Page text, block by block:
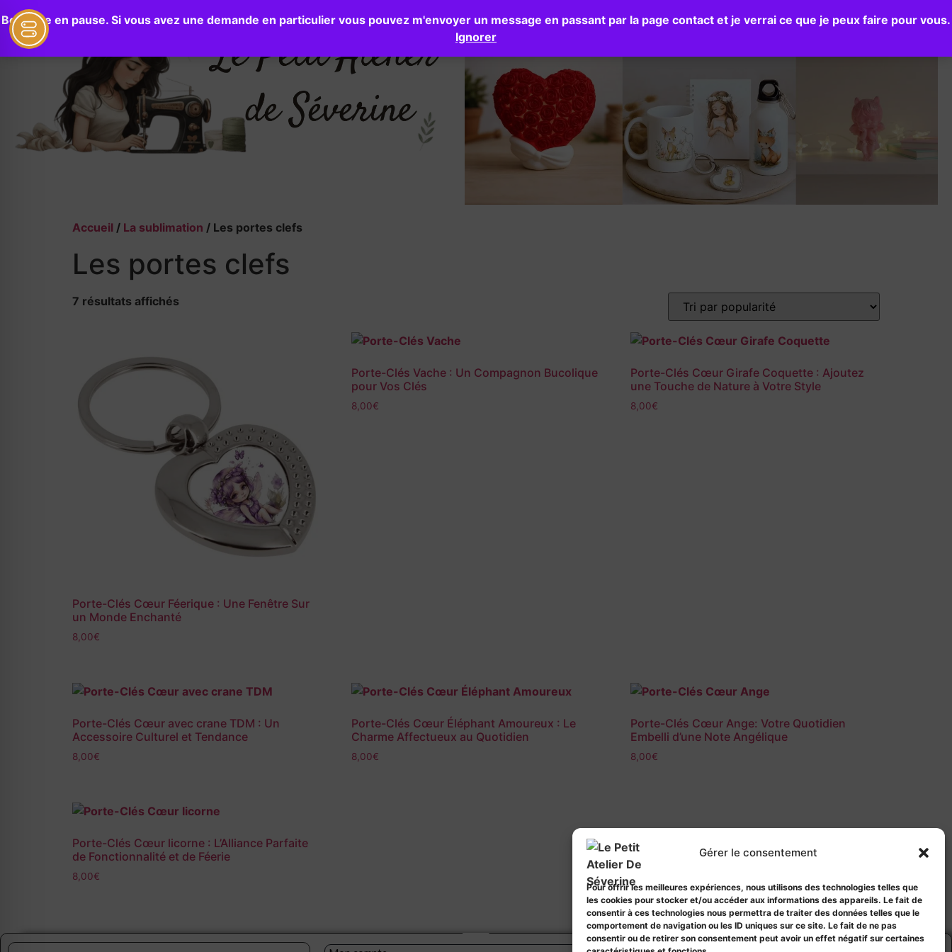
Gérer le consentement
Pour offrir les meilleures expériences, nous utilisons des technologies telles que
les cookies pour stocker et/ou accéder aux informations des appareils. Le fait de
consentir à ces technologies nous permettra de traiter des données telles que le
comportement de navigation ou les ID uniques sur ce site. Le fait de ne pas
consentir ou de retirer son consentement peut avoir un effet négatif sur certaines
Boutique en pause. Si vous avez une demande en particulier vous pouvez m'envoyer un message en passant par la page contact et je verrai ce que je peux faire pour vous.
Ignorer
La boutique Blog Page autrice Contact
Accueil / La sublimation / Les portes clefs
Les portes clefs
7 résultats affichés
Porte-Clés Cœur Féerique : Une Fenêtre Sur
un Monde Enchanté
8,00€
Porte-Clés Vache : Un Compagnon Bucolique
pour Vos Clés
8,00€
Porte-Clés Cœur Girafe Coquette : Ajoutez
une Touche de Nature à Votre Style
8,00€
Porte-Clés Cœur avec crane TDM : Un
Accessoire Culturel et Tendance
8,00€
Porte-Clés Cœur Éléphant Amoureux : Le
Charme Affectueux au Quotidien
8,00€
Porte-Clés Cœur Ange: Votre Quotidien
Embelli d’une Note Angélique
8,00€
Porte-Clés Cœur licorne : L’Alliance Parfaite
de Fonctionnalité et de Féerie
8,00€